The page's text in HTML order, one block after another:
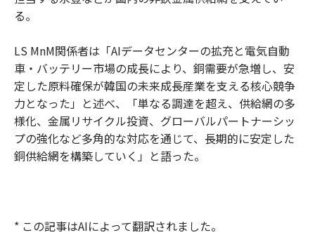
る。
LS MnM関係者は「AIデータセンターの拡充と電気自動
車・バッテリー市場の成長により、銅需要が急増し、安
定した原料確保が韓国の未来成長産業を支える核心競争
力となった」と述べ、「単なる調達を超え、供給網の多
様化、金属リサイクル投資、グローバルパートナーシッ
プの強化など多角的な対応を通じて、長期的に安定した
銅供給網を構築していく」と語った。
* この記事はAIによって翻訳されました。